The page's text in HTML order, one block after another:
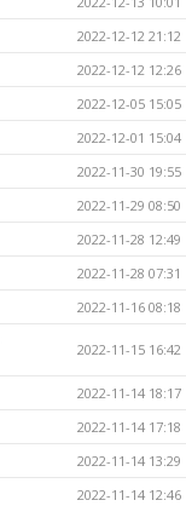
2022-12-12 21:12
2022-12-12 12:26
2022-12-05 15:05
2022-12-01 15:04
2022-11-30 19:55
2022-11-29 08:50
2022-11-28 12:49
2022-11-28 07:31
2022-11-16 08:18
2022-11-15 16:42
2022-11-14 18:17
2022-11-14 17:18
2022-11-14 13:29
2022-11-14 12:46